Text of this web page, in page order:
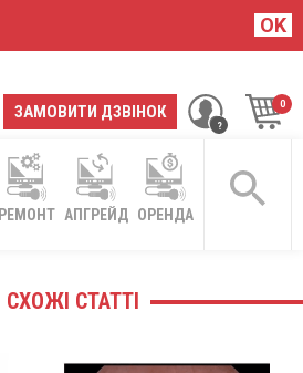
OK
ЗАМОВИТИ ДЗВІНОК
РЕМОНТ АПГРЕЙД ОРЕНДА
СХОЖІ СТАТТІ